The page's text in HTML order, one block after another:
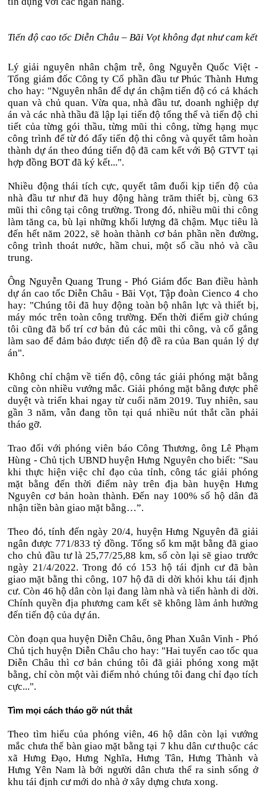
Tiến độ cao tốc Diễn Châu – Bãi Vọt không đạt như cam kết
Lý giải nguyên nhân chậm trễ, ông Nguyễn Quốc Việt -
Tổng giám đốc Công ty Cổ phần đầu tư Phúc Thành Hưng
cho hay: "Nguyên nhân để dự án chậm tiến độ có cả khách
quan và chủ quan. Vừa qua, nhà đầu tư, doanh nghiệp dự
án và các nhà thầu đã lập lại tiến độ tổng thể và tiến độ chi
tiết của từng gói thầu, từng mũi thi công, từng hạng mục
công trình để từ đó đẩy tiến độ thi công và quyết tâm hoàn
thành dự án theo đúng tiến độ đã cam kết với Bộ GTVT tại
hợp đồng BOT đã ký kết...".
Nhiều động thái tích cực, quyết tâm đuổi kịp tiến độ của
nhà đầu tư như đã huy động hàng trăm thiết bị, cùng 63
mũi thi công tại công trường. Trong đó, nhiều mũi thi công
làm tăng ca, bù lại những khối lượng đã chậm. Mục tiêu là
đến hết năm 2022, sẽ hoàn thành cơ bản phần nền đường,
công trình thoát nước, hầm chui, một số cầu nhỏ và cầu
trung.
Ông Nguyễn Quang Trung - Phó Giám đốc Ban điều hành
dự án cao tốc Diễn Châu - Bãi Vọt, Tập đoàn Cienco 4 cho
hay: "Chúng tôi đã huy động toàn bộ nhân lực và thiết bị,
máy móc trên toàn công trường. Đến thời điểm giờ chúng
tôi cũng đã bố trí cơ bản đủ các mũi thi công, và cố gắng
làm sao để đảm bảo được tiến độ đề ra của Ban quản lý dự
án".
Không chỉ chậm về tiến độ, công tác giải phóng mặt bằng
cũng còn nhiều vướng mắc. Giải phóng mặt bằng được phê
duyệt và triển khai ngay từ cuối năm 2019. Tuy nhiên, sau
gần 3 năm, vẫn đang tồn tại quá nhiều nút thắt cần phải
tháo gỡ.
Trao đổi với phóng viên báo Công Thương, ông Lê Phạm
Hùng - Chủ tịch UBND huyện Hưng Nguyên cho biết: "Sau
khi thực hiện việc chỉ đạo của tỉnh, công tác giải phóng
mặt bằng đến thời điểm này trên địa bàn huyện Hưng
Nguyên cơ bản hoàn thành. Đến nay 100% số hộ dân đã
nhận tiền bàn giao mặt bằng…”.
Theo đó, tính đến ngày 20/4, huyện Hưng Nguyên đã giải
ngân được 771/833 tỷ đồng. Tống số km mặt bằng đã giao
cho chủ đầu tư là 25,77/25,88 km, số còn lại sẽ giao trước
ngày 21/4/2022. Trong đó có 153 hộ tái định cư đã bàn
giao mặt bằng thi công, 107 hộ đã di dời khỏi khu tái định
cư. Còn 46 hộ dân còn lại đang làm nhà và tiến hành di dời.
Chính quyền địa phương cam kết sẽ không làm ảnh hưởng
đến tiến độ của dự án.
Còn đoạn qua huyện Diễn Châu, ông Phan Xuân Vinh - Phó
Chủ tịch huyện Diễn Châu cho hay: "Hai tuyến cao tốc qua
Diễn Châu thì cơ bản chúng tôi đã giải phóng xong mặt
bằng, chỉ còn một vài điểm nhỏ chúng tôi đang chỉ đạo tích
cực...".
Tìm mọi cách tháo gỡ nút thắt
Theo tìm hiểu của phóng viên, 46 hộ dân còn lại vướng
mắc chưa thể bàn giao mặt bằng tại 7 khu dân cư thuộc các
xã Hưng Đạo, Hưng Nghĩa, Hưng Tân, Hưng Thành và
Hưng Yên Nam là bởi người dân chưa thể ra sinh sống ở
khu tái định cư mới do nhà ở xây dựng chưa xong.